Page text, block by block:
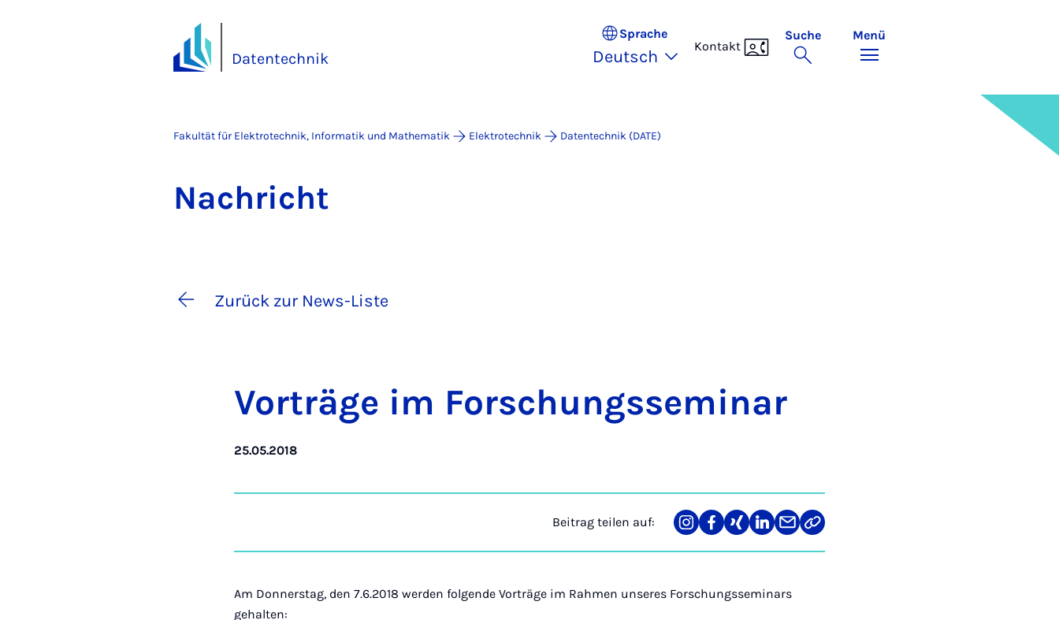
Datentechnik
Sprache
Deutsch
Kontakt
Suche Menü
Fakultät für Elektrotechnik, Informatik und Mathematik Elektrotechnik Datentechnik (DATE)
Nach­richt
Zurück zur News-Liste
Vor­trä­ge im For­schungs­se­mi­nar
25.05.2018
Beitrag teilen auf:
Teilen
auf
Teilen
auf
Teilen
auf
Teilen
auf
Teilen
über
Link
kopieren
Am Donnerstag, den 7.6.2018 werden folgende Vorträge im Rahmen unseres Forschungsseminars
gehalten: